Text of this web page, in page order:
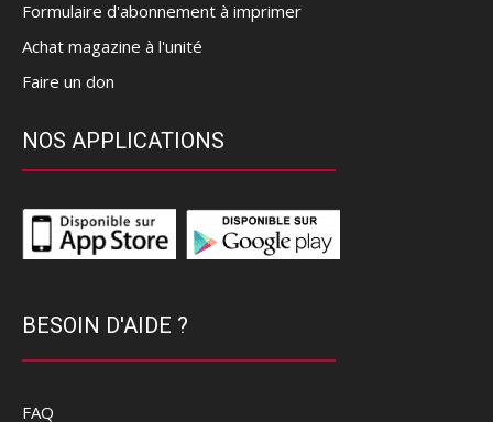
Formulaire d'abonnement à imprimer
Achat magazine à l'unité
Faire un don
NOS APPLICATIONS
BESOIN D'AIDE ?
FAQ